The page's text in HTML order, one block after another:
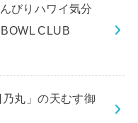
びりハワイ気分
CLUB
丸」の天むす御